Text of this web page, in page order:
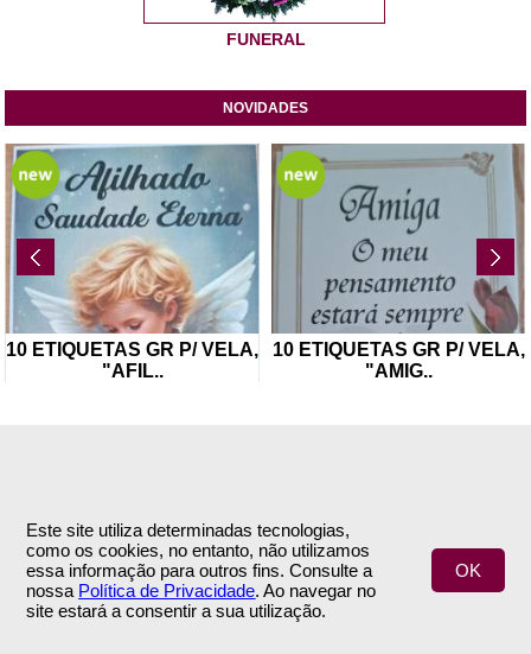
Este site utiliza determinadas tecnologias,
como os cookies, no entanto, não utilizamos
essa informação para outros fins. Consulte a
nossa Política de Privacidade. Ao navegar no
site estará a consentir a sua utilização.
OK
FUNERAL
NOVIDADES
10 ETIQUETAS GR P/ VELA,
"AFIL..
10 ETIQUETAS GR P/ VELA,
"AMIG..
INFORMAÇÕES
Empresa
Termos e Condições
APOIO AO CLIENTE
Encomendas & Pagamentos
Envio